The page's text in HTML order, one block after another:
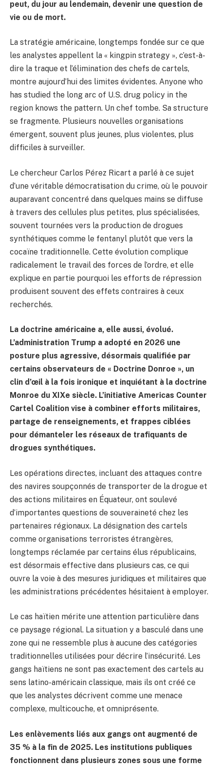
peut, du jour au lendemain, devenir une question de
vie ou de mort.
La stratégie américaine, longtemps fondée sur ce que
les analystes appellent la « kingpin strategy », c’est-à-
dire la traque et l’élimination des chefs de cartels,
montre aujourd’hui des limites évidentes. Anyone who
has studied the long arc of U.S. drug policy in the
region knows the pattern. Un chef tombe. Sa structure
se fragmente. Plusieurs nouvelles organisations
émergent, souvent plus jeunes, plus violentes, plus
difficiles à surveiller.
Le chercheur Carlos Pérez Ricart a parlé à ce sujet
d’une véritable démocratisation du crime, où le pouvoir
auparavant concentré dans quelques mains se diffuse
à travers des cellules plus petites, plus spécialisées,
souvent tournées vers la production de drogues
synthétiques comme le fentanyl plutôt que vers la
cocaïne traditionnelle. Cette évolution complique
radicalement le travail des forces de l’ordre, et elle
explique en partie pourquoi les efforts de répression
produisent souvent des effets contraires à ceux
recherchés.
La doctrine américaine a, elle aussi, évolué.
L’administration Trump a adopté en 2026 une
posture plus agressive, désormais qualifiée par
certains observateurs de « Doctrine Donroe », un
clin d’œil à la fois ironique et inquiétant à la doctrine
Monroe du XIXe siècle. L’initiative Americas Counter
Cartel Coalition vise à combiner efforts militaires,
partage de renseignements, et frappes ciblées
pour démanteler les réseaux de trafiquants de
drogues synthétiques.
Les opérations directes, incluant des attaques contre
des navires soupçonnés de transporter de la drogue et
des actions militaires en Équateur, ont soulevé
d’importantes questions de souveraineté chez les
partenaires régionaux. La désignation des cartels
comme organisations terroristes étrangères,
longtemps réclamée par certains élus républicains,
est désormais effective dans plusieurs cas, ce qui
ouvre la voie à des mesures juridiques et militaires que
les administrations précédentes hésitaient à employer.
Le cas haïtien mérite une attention particulière dans
ce paysage régional. La situation y a basculé dans une
zone qui ne ressemble plus à aucune des catégories
traditionnelles utilisées pour décrire l’insécurité. Les
gangs haïtiens ne sont pas exactement des cartels au
sens latino-américain classique, mais ils ont créé ce
que les analystes décrivent comme une menace
complexe, multicouche, et omniprésente.
Les enlèvements liés aux gangs ont augmenté de
35 % à la fin de 2025. Les institutions publiques
fonctionnent dans plusieurs zones sous une forme